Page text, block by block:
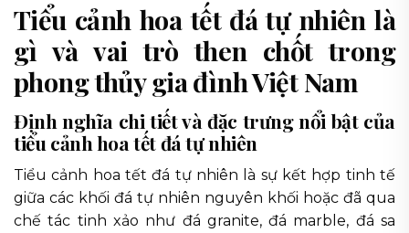
Tiểu cảnh hoa tết đá tự nhiên là
gì và vai trò then chốt trong
phong thủy gia đình Việt Nam
Định nghĩa chi tiết và đặc trưng nổi bật của
tiểu cảnh hoa tết đá tự nhiên
Tiểu cảnh hoa tết đá tự nhiên là sự kết hợp tinh tế
giữa các khối đá tự nhiên nguyên khối hoặc đã qua
chế tác tinh xảo như đá granite, đá marble, đá sa